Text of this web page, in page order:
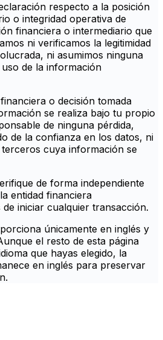
respecto a la posición
o integridad operativa de
financiera o intermediario que
ni verificamos la legitimidad
ni asumimos ninguna
de la información
o decisión tomada
se realiza bajo tu propio
de ninguna pérdida,
de la confianza en los datos, ni
cuya información se
de forma independiente
entidad financiera
iniciar cualquier transacción.
únicamente en inglés y
el resto de esta página
que hayas elegido, la
en inglés para preservar